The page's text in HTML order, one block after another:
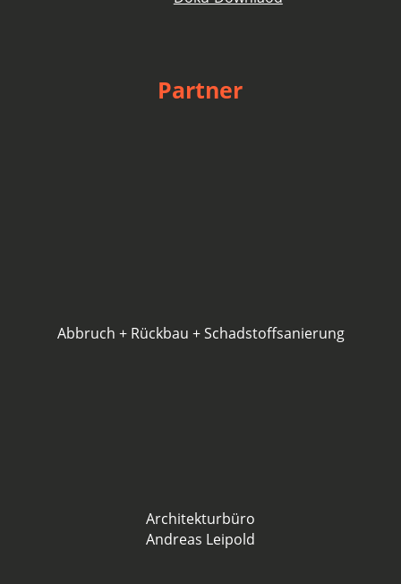
Partner
Abbruch + Rückbau + Schadstoffsanierung
Architekturbüro
Andreas Leipold